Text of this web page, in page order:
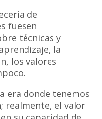
de
fuesen
técnicas y
la
los valores
era donde tenemos
realmente, el valor